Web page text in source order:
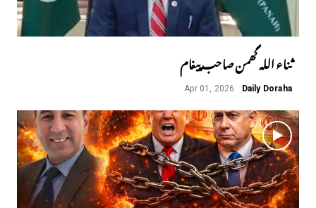
ثناء اللہ گھمن صاحب پیغام
Daily Doraha
Apr 01, 2026